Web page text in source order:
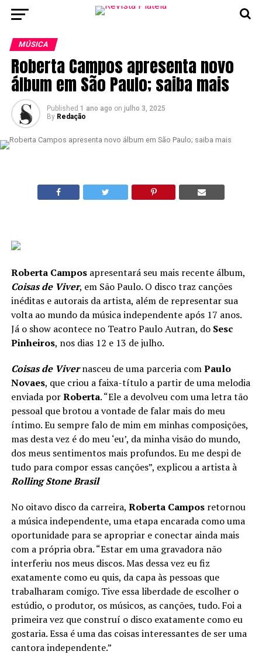
MÚSICA
Roberta Campos apresenta novo
álbum em São Paulo; saiba mais
Published 1 ano ago on julho 3, 2025
By Redação
Roberta Camposapresentará seu mais recente álbum,
Coisas de Viver, em São Paulo. O disco traz canções
inéditas e autorais da artista, além de representar sua
volta ao mundo da música independente após 17 anos.
Já o show acontece no Teatro Paulo Autran, do Sesc
Pinheiros, nos dias 12 e 13 de julho.
Coisas de Vivernasceu de uma parceria comPaulo
Novaes, que criou a faixa-título a partir de uma melodia
enviada porRoberta. “Ele a devolveu com uma letra tão
pessoal que brotou a vontade de falar mais do meu
íntimo. Eu sempre falo de mim em minhas composições,
mas desta vez é do meu ‘eu’, da minha visão do mundo,
dos meus sentimentos mais profundos. Eu me despi de
tudo para compor essas canções”, explicou a artista à
Rolling Stone Brasil
No oitavo disco da carreira, Roberta Camposretornou
a música independente, uma etapa encarada como uma
oportunidade para se apropriar e conectar ainda mais
com a própria obra. “Estar em uma gravadora não
interferiu nos meus discos. Mas dessa vez eu fiz
exatamente como eu quis, da capa às pessoas que
trabalharam comigo. Tive essa liberdade de escolher o
estúdio, o produtor, os músicos, as canções, tudo. Foi a
primeira vez que construí o disco exatamente como eu
gostaria. Essa é uma das coisas interessantes de ser uma
cantora independente.”